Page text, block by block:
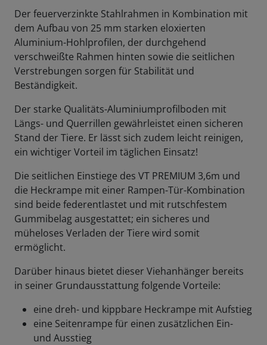
Der feuerverzinkte Stahlrahmen in Kombination mit
dem Aufbau von 25 mm starken eloxierten
Aluminium-Hohlprofilen, der durchgehend
verschweißte Rahmen hinten sowie die seitlichen
Verstrebungen sorgen für Stabilität und
Beständigkeit.
Der starke Qualitäts-Aluminiumprofilboden mit
Längs- und Querrillen gewährleistet einen sicheren
Stand der Tiere. Er lässt sich zudem leicht reinigen,
ein wichtiger Vorteil im täglichen Einsatz!
Die seitlichen Einstiege des VT PREMIUM 3,6m und
die Heckrampe mit einer Rampen-Tür-Kombination
sind beide federentlastet und mit rutschfestem
Gummibelag ausgestattet; ein sicheres und
müheloses Verladen der Tiere wird somit
ermöglicht.
Darüber hinaus bietet dieser Viehanhänger bereits
in seiner Grundausstattung folgende Vorteile:
eine dreh- und kippbare Heckrampe mit Aufstieg
eine Seitenrampe für einen zusätzlichen Ein-
und Ausstieg